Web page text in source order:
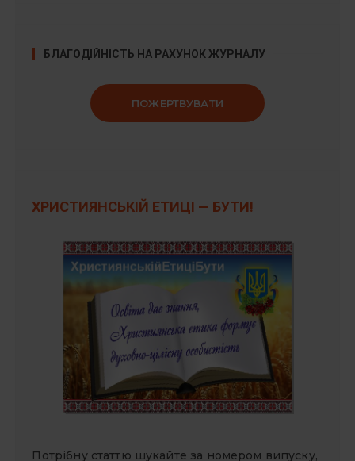
БЛАГОДІЙНІСТЬ НА РАХУНОК ЖУРНАЛУ
ПОЖЕРТВУВАТИ
ХРИСТИЯНСЬКІЙ ЕТИЦІ — БУТИ!
Потрібну статтю шукайте за номером випуску,